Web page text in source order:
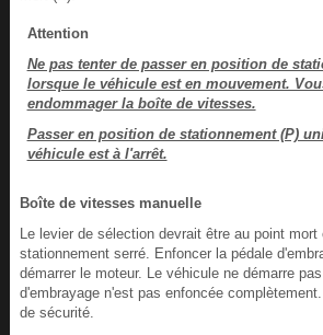
Attention
Ne pas tenter de passer en position de
lorsque le véhicule est en mouvement.
endommager la boîte de vitesses.
Passer en position de stationnement (P)
véhicule est à l'arrêt.
Boîte de vitesses manuelle
Le levier de sélection devrait être au point mort
stationnement serré. Enfoncer la pédale
démarrer le moteur. Le véhicule ne démarre
d'embrayage n'est pas enfoncée
de sécurité.